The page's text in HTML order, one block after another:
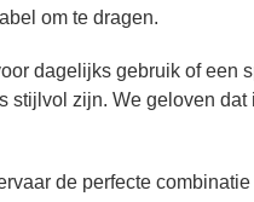
om te dragen.
dagelijks gebruik of
stijlvol zijn. We geloven
de perfecte